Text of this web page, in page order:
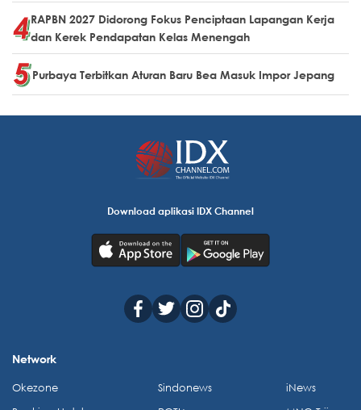
RAPBN 2027 Didorong Fokus Penciptaan Lapangan Kerja
dan Kerek Pendapatan Kelas Menengah
Purbaya Terbitkan Aturan Baru Bea Masuk Impor Jepang
Download aplikasi IDX Channel
Network
Okezone
Sindonews
iNews